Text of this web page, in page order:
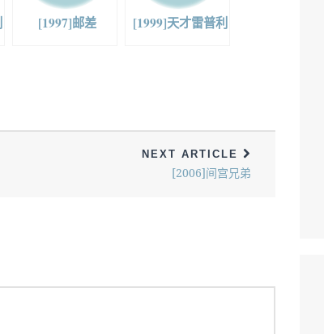
[1997]邮差 [1999]天才雷普利
NEXT ARTICLE
[2006]间宫兄弟